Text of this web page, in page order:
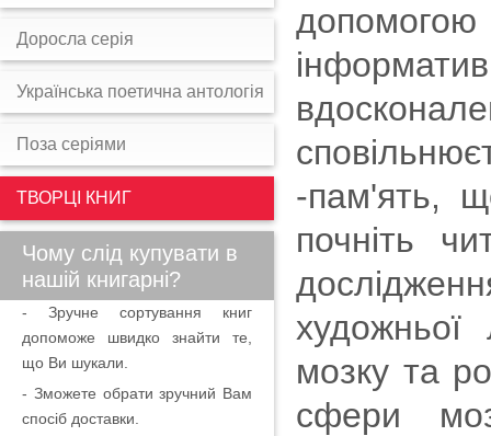
допомогою
-пам'ять,
почніть
художньої
мозку та
сфери
Доросла серія
Українська поетична антологія
Поза серіями
ТВОРЦІ КНИГ
Чому слід купувати в
нашій книгарні?
- Зручне сортування книг
допоможе швидко знайти те,
що Ви шукали.
- Зможете обрати зручний Вам
спосіб доставки.